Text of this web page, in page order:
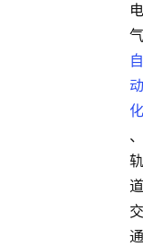
电
气
自
动
化
、
轨
道
交
通